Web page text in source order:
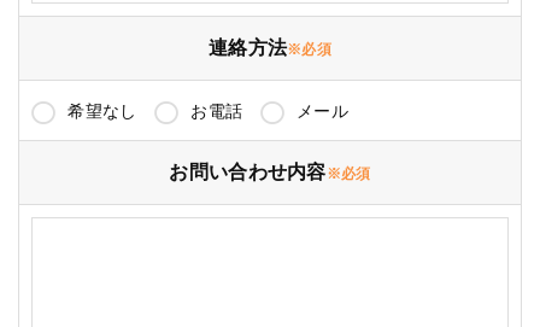
連絡方法※必須
希望なし お電話 メール
お問い合わせ内容※必須